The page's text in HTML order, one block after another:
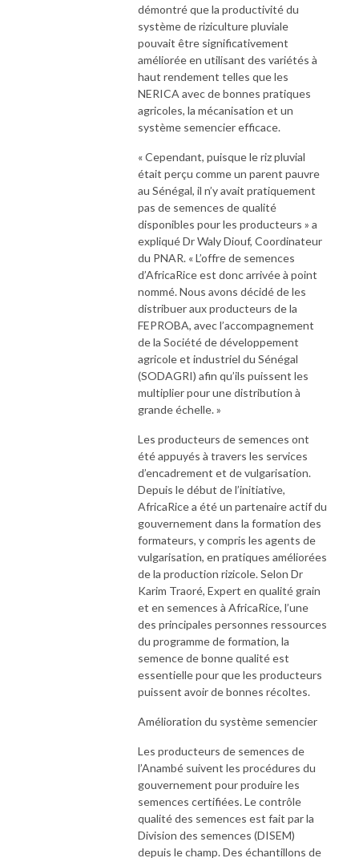
démontré que la productivité du
système de riziculture pluviale
pouvait être significativement
améliorée en utilisant des variétés à
haut rendement telles que les
NERICA avec de bonnes pratiques
agricoles, la mécanisation et un
système semencier efficace.
« Cependant, puisque le riz pluvial
était perçu comme un parent pauvre
au Sénégal, il n’y avait pratiquement
pas de semences de qualité
disponibles pour les producteurs » a
expliqué Dr Waly Diouf, Coordinateur
du PNAR. « L’offre de semences
d’AfricaRice est donc arrivée à point
nommé. Nous avons décidé de les
distribuer aux producteurs de la
FEPROBA, avec l’accompagnement
de la Société de développement
agricole et industriel du Sénégal
(SODAGRI) afin qu’ils puissent les
multiplier pour une distribution à
grande échelle. »
Les producteurs de semences ont
été appuyés à travers les services
d’encadrement et de vulgarisation.
Depuis le début de l’initiative,
AfricaRice a été un partenaire actif du
gouvernement dans la formation des
formateurs, y compris les agents de
vulgarisation, en pratiques améliorées
de la production rizicole. Selon Dr
Karim Traoré, Expert en qualité grain
et en semences à AfricaRice, l’une
des principales personnes ressources
du programme de formation, la
semence de bonne qualité est
essentielle pour que les producteurs
puissent avoir de bonnes récoltes.
Amélioration du système semencier
Les producteurs de semences de
l’Anambé suivent les procédures du
gouvernement pour produire les
semences certifiées. Le contrôle
qualité des semences est fait par la
Division des semences (DISEM)
depuis le champ. Des échantillons de